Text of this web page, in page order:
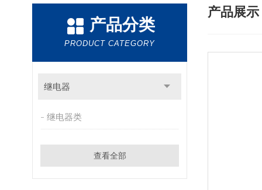
产品分类
PRODUCT CATEGORY
继电器
继电器类
查看全部
产品展示